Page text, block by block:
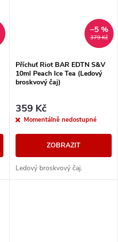
379 Kč
–5 %
Příchuť Riot BAR EDTN S&V
10ml Peach Ice Tea (Ledový
broskvový čaj)
359 Kč
Momentálně nedostupné
ZOBRAZIT
Ledový broskvový čaj.